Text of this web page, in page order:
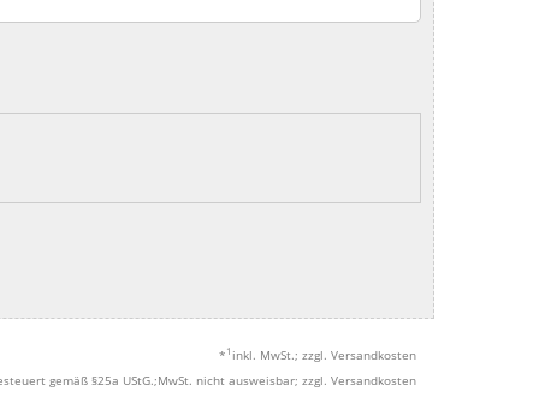
* 1 inkl. MwSt.; zzgl. Versandkosten
gemäß §25a UStG.;MwSt. nicht ausweisbar; zzgl. Versandkosten